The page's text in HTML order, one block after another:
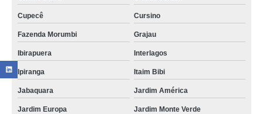
Cupecê Cursino
Fazenda Morumbi Grajau
Ibirapuera Interlagos
Ipiranga Itaim Bibi
Jabaquara Jardim América
Jardim Europa Jardim Monte Verde